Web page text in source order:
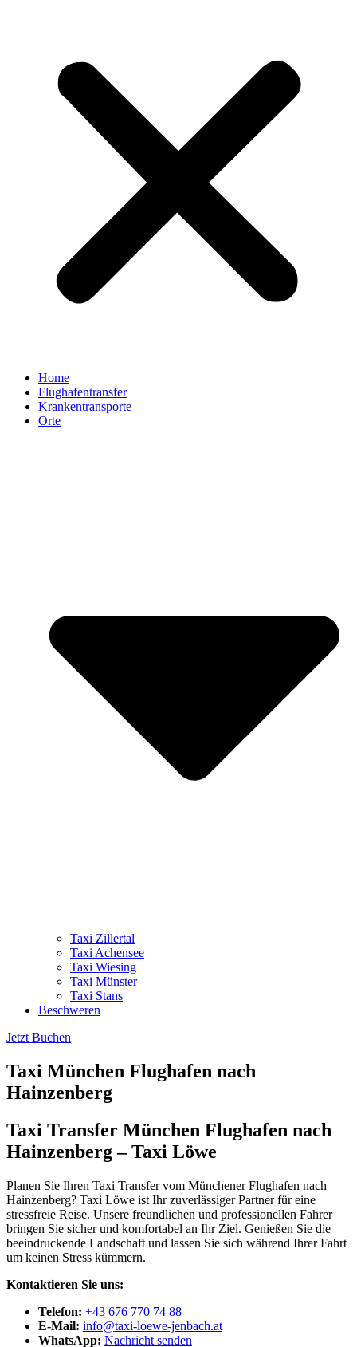
Home
Flughafentransfer
Krankentransporte
Orte
Taxi Zillertal
Taxi Achensee
Taxi Wiesing
Taxi Münster
Taxi Stans
Beschweren
Jetzt Buchen
Taxi München Flughafen nach
Hainzenberg
Taxi Transfer München Flughafen nach
Hainzenberg – Taxi Löwe
Planen Sie Ihren Taxi Transfer vom Münchener Flughafen nach
Hainzenberg? Taxi Löwe ist Ihr zuverlässiger Partner für eine
stressfreie Reise. Unsere freundlichen und professionellen Fahrer
bringen Sie sicher und komfortabel an Ihr Ziel. Genießen Sie die
beeindruckende Landschaft und lassen Sie sich während Ihrer Fahrt
um keinen Stress kümmern.
Kontaktieren Sie uns:
Telefon: +43 676 770 74 88
E-Mail: info@taxi-loewe-jenbach.at
WhatsApp: Nachricht senden